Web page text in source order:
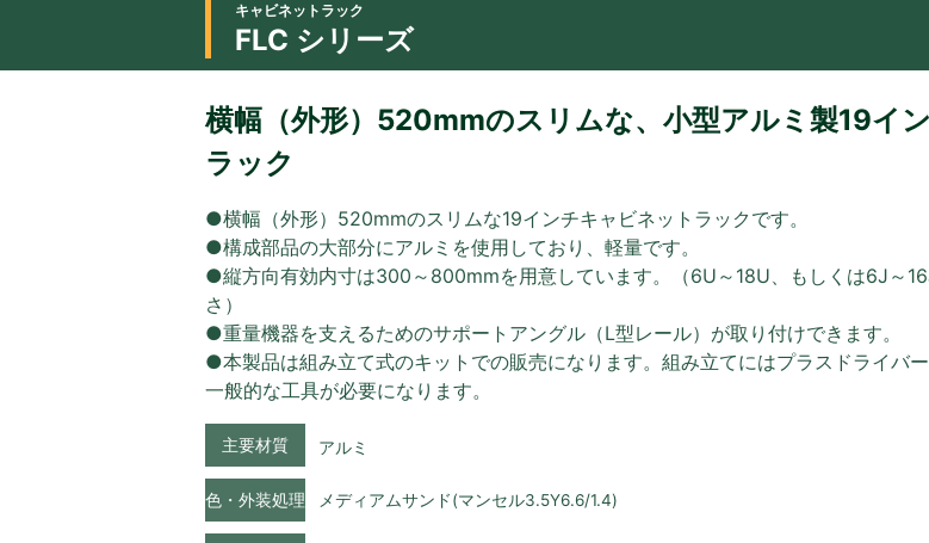
キャビネットラック
FLC シリーズ
横幅（外形）520mmのスリムな、小型アルミ製19イ
ラック
●横幅（外形）520mmのスリムな19インチキャビネットラックです。
●構成部品の大部分にアルミを使用しており、軽量です。
●縦方向有効内寸は300～800mmを用意しています。（6U～18U、もしくは6J～
さ）
●重量機器を支えるためのサポートアングル（L型レール）が取り付けできます。
●本製品は組み立て式のキットでの販売になります。組み立てにはプラスドライバ
一般的な工具が必要になります。
主要材質 アルミ
色・外装処理 メディアムサンド(マンセル3.5Y6.6/1.4)